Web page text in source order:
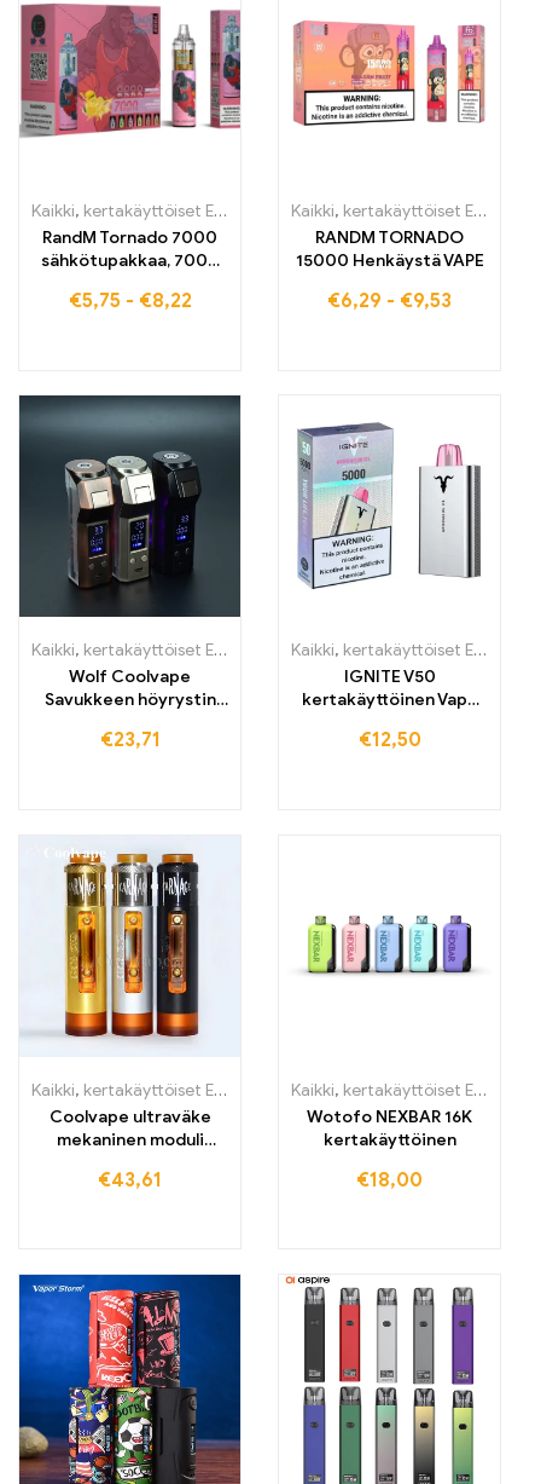
Kaikki, kertakäyttöiset E-savut
Kertakäyttöiset sähkötupakat
RandM Tornado 7000
sähkötupakkaa, 7000
varastosta
€5,75 - €8,22
Kaikki, kertakäyttöiset E-savut
RANDM TORNADO
15000 Henkäystä VAPE
€6,29 - €9,53
Kaikki, kertakäyttöiset E-savut kertakäyttöiset E-savut Suomi
Wolf Coolvape
Savukkeen höyrystin
savuke
€23,71
Kaikki, kertakäyttöiset E-savut
IGNITE V50
kertakäyttöinen Vape
€12,50
Kaikki, kertakäyttöiset E-savut kertakäyttöiset E-savut Suomi
Coolvape ultraväke
mekaninen moduli
€43,61
Kaikki, kertakäyttöiset E-savut
Wotofo NEXBAR 16K
kertakäyttöinen
€18,00